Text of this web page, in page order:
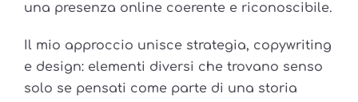
una presenza online coerente e riconoscibile.
Il mio approccio unisce strategia, copywriting
e design: elementi diversi che trovano senso
solo se pensati come parte di una storia